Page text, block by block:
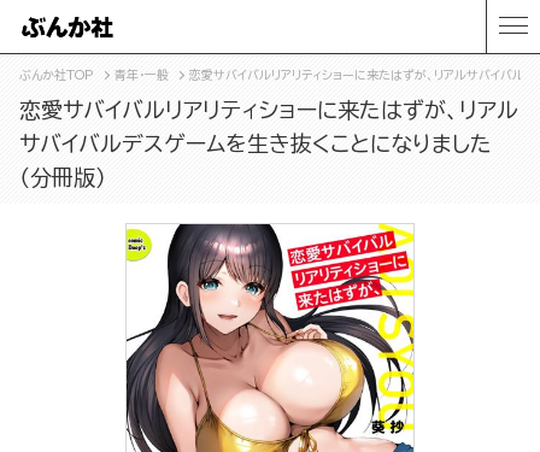
ぶんか社TOP 青年・一般 恋愛サバイバルリアリティショーに来たはずが、リアルサバイバル
恋愛サバイバルリアリティショーに来たはずが、リアル
サバイバルデスゲームを生き抜くことになりました
（分冊版）